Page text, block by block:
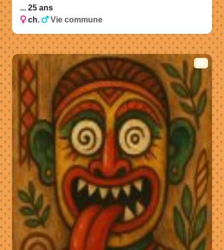
... 25 ans
ch.
Vie commune
📷